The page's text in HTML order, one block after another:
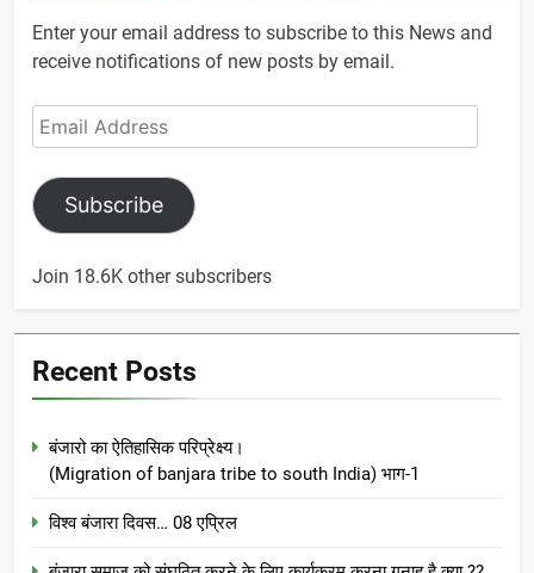
Enter your email address to subscribe to this News and
receive notifications of new posts by email.
Email
Address
Subscribe
Join 18.6K other subscribers
Recent Posts
बंजारो का ऐतिहासिक परिप्रेक्ष्य।
(Migration of banjara tribe to south India) भाग-1
विश्व बंजारा दिवस… 08 एप्रिल